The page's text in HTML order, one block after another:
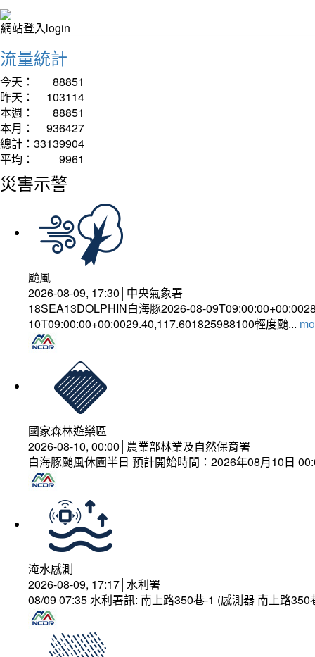
網站登入login
流量統計
今天：
88851
昨天：
103114
本週：
88851
本月：
936427
總計： 33139904
平均：
9961
災害示警
颱風
2026-08-09, 17:30│中央氣象署
18SEA13DOLPHIN白海豚2026-08-
10T09:00:00+00:0029.40,117.601825988100輕度颱...
國家森林遊樂區
2026-08-10, 00:00│農業部林業及自然保育署
白海豚颱風休園半日 預計開始時間：2026年08月10日
淹水感測
2026-08-09, 17:17│水利署
08/09 07:35 水利署訊: 南上路350巷-1 (感測器 南上路